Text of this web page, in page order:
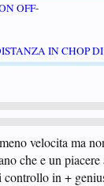
OFF-
IN CHOP DI
velocita ma
che e un
in +